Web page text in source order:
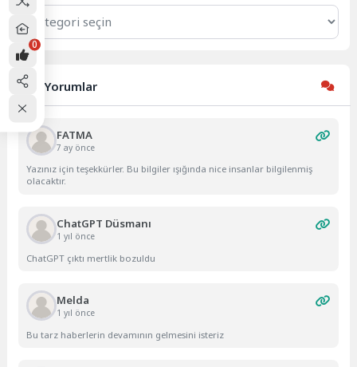
Kategoriler
Son Yorumlar
FATMA
7 ay önce
Yazınız için teşekkürler. Bu bilgiler ışığında nice insanlar bilgilenmiş
olacaktır.
ChatGPT Düsmanı
1 yıl önce
ChatGPT çıktı mertlik bozuldu
Melda
1 yıl önce
Bu tarz haberlerin devamının gelmesini isteriz
0